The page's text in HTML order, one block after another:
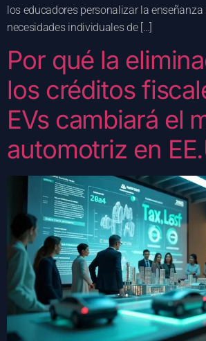
los educadores personalizar la enseñanza
necesidades individuales de […]
Por qué la
los créditos
EVs cambiará el
automotriz en